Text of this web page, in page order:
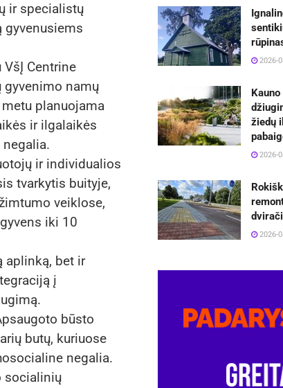
ir specialistų
gyvenusiems
Centrine
gyvenimo namų
planuojama
ir ilgalaikės
ir individualios
tvarkytis buityje,
veiklose,
iki 10
aplinką, bet ir
į
būsto
butų, kuriuose
negalia.
socialinių
2026-
žiedų
2026-
2026-